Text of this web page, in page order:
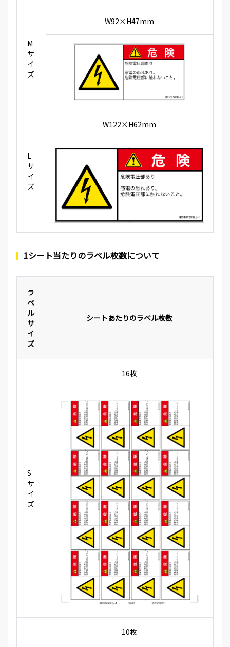
M
サ
イ
ズ
W92×H47mm
L
サ
イ
ズ
W122×H62mm
1シート当たりのラベル枚数について
ラ
ベ
ル
サ
イ
ズ
シートあたりのラベル枚数
S
サ
イ
ズ
16枚
10枚